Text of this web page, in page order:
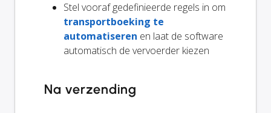
Stel vooraf gedefinieerde regels in om
transportboeking te
automatiseren en laat de software
automatisch de vervoerder kiezen
Na verzending